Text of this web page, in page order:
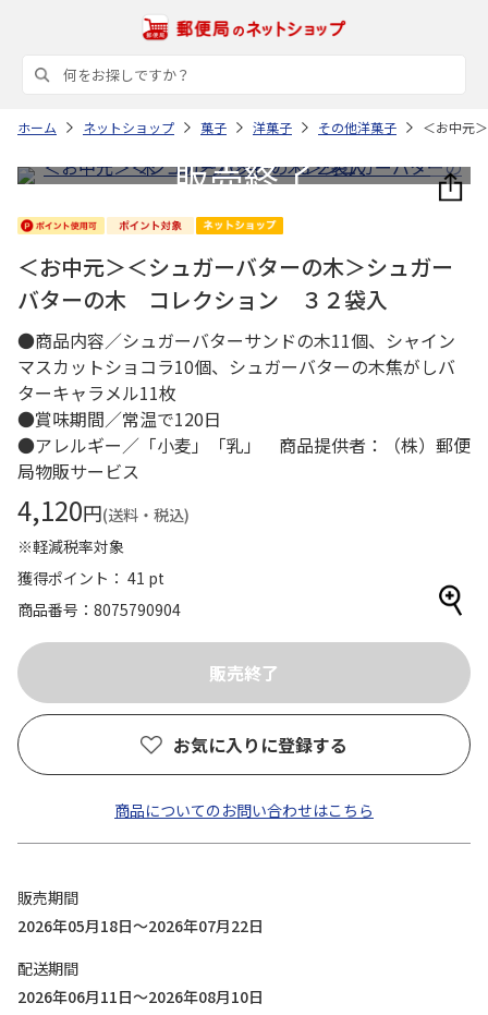
ホーム ネットショップ 菓子 洋菓子 その他洋菓子 ＜お中元
＜お中元＞＜シュガーバターの木＞シュガー
バターの木 コレクション ３２袋入
●商品内容／シュガーバターサンドの木11個、シャイン
マスカットショコラ10個、シュガーバターの木焦がしバ
ターキャラメル11枚
●賞味期間／常温で120日
●アレルギー／「小麦」「乳」 商品提供者：（株）郵便
局物販サービス
4,120円(送料・税込)
※軽減税率対象
獲得ポイント： 41 pt
商品番号
8075790904
お気に入りに登録する
商品についてのお問い合わせはこちら
販売期間
2026年05月18日～2026年07月22日
配送期間
2026年06月11日～2026年08月10日